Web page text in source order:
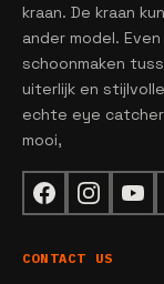
kraan. De kraan
ander model.
schoonmaken
uiterlijk en
echte eye
mooi,
CONTACT US